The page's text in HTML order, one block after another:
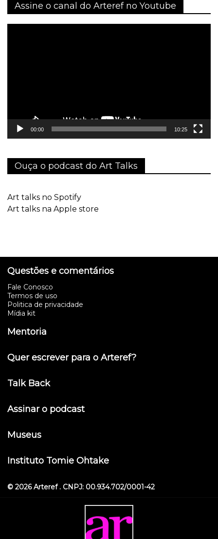
Assine o canal do Arteref no Youtube
00:00 10:25
Ouça o podcast do Art Talks
Art talks no Spotify
Art talks na Apple store
Questões e comentários
Fale Conosco
Termos de uso
Politica de privacidade
Mídia kit
Mentoria
Quer escrever para o Arteref?
Talk Back
Assinar o podcast
Museus
Instituto Tomie Ohtake
© 2026 Arteref . CNPJ: 00.934.702/0001-42